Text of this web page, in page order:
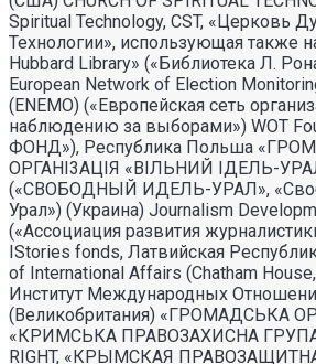
Spiritual Technology, CST, «Церковь
Технологии», использующая также
Hubbard Library» («Библиотека Л.
European Network of Election
(ENEMO) («Европейская сеть
наблюдению за выборами») WOT
ФОНД»), Республика Польша
ОРГАНI3АЦIЯ «ВIЛЬНИЙ IДЕЛЬ-
(«СВОБОДНЫЙ ИДЕЛЬ-УРАЛ»,
Урал») (Украина) Journalism
(«Ассоциация развития
IStories fonds, Латвийская
of International Affairs (Chatham
Институт Международных
(Великобритания) «ГРОМАДСЬКА
«КРИМСЬКА ПРАВОЗАХИСНА ГРУПА»
RIGHT, «КРЫМСКАЯ